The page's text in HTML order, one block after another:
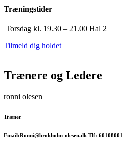
Træningstider
Torsdag kl. 19.30 – 21.00 Hal 2
Tilmeld dig holdet
Trænere og Ledere
ronni olesen
Træner
Email:Ronni@brokholm-olesen.dk Tlf: 60108001